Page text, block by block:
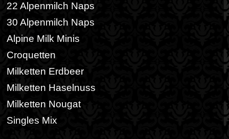
22 Alpenmilch Naps
30 Alpenmilch Naps
Alpine Milk Minis
Croquetten
Milketten Erdbeer
Milketten Haselnuss
Milketten Nougat
Singles Mix